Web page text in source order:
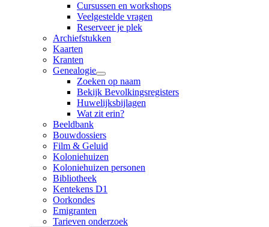
Cursussen en workshops
Veelgestelde vragen
Reserveer je plek
Archiefstukken
Kaarten
Kranten
Genealogie
Zoeken op naam
Bekijk Bevolkingsregisters
Huwelijksbijlagen
Wat zit erin?
Beeldbank
Bouwdossiers
Film & Geluid
Koloniehuizen
Koloniehuizen personen
Bibliotheek
Kentekens D1
Oorkondes
Emigranten
Tarieven onderzoek